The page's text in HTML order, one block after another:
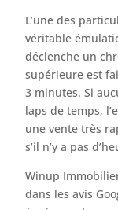
L’une des
véritable
déclenche un
supérieure est
3 minutes. Si
laps de temps,
une vente très
s’il n’y a pas
Winup
dans les avis